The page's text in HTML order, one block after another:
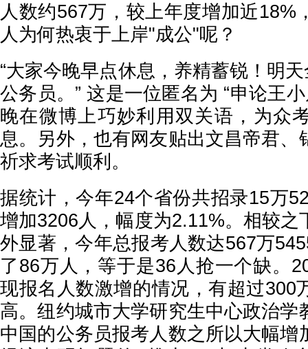
人数约567万，较上年度增加近18%
人为何热衷于上岸"成公"呢？
“大家今晚早点休息，养精蓄锐！明天
公务员。” 这是一位匿名为 “申论王
晚在微博上巧妙利用双关语，为众
息。另外，也有网友贴出文昌帝君、
祈求考试顺利。
据统计，今年24个省份共招录15万
增加3206人，幅度为2.11%。相较之
外显著，今年总报考人数达567万
了86万人，等于是36人抢一个缺。
现报名人数激增的情况，有超过300
高。纽约城市大学研究生中心政治学
中国的公务员报考人数之所以大幅增